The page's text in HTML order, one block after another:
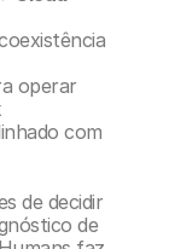
operar
com
de decidir
de